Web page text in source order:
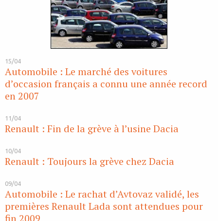
15/04
Automobile : Le marché des voitures
d’occasion français a connu une année record
en 2007
11/04
Renault : Fin de la grève à l’usine Dacia
10/04
Renault : Toujours la grève chez Dacia
09/04
Automobile : Le rachat d’Avtovaz validé, les
premières Renault Lada sont attendues pour
fin 2009